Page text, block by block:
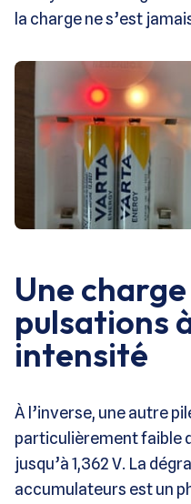
la charge ne s’est
Une
pulsations
intensité
À l’inverse, une autre
particulièrement faible
jusqu’à 1,362 V. La
accumulateurs est un